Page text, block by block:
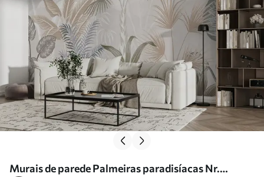
Murais de parede Palmeiras paradisíacas Nr.